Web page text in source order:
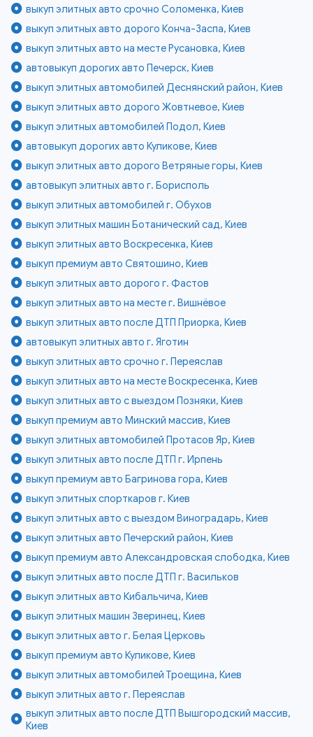
выкуп элитных авто срочно Соломенка, Киев
выкуп элитных авто дорого Конча-Заспа, Киев
выкуп элитных авто на месте Русановка, Киев
автовыкуп дорогих авто Печерск, Киев
выкуп элитных автомобилей Деснянский район, Киев
выкуп элитных авто дорого Жовтневое, Киев
выкуп элитных автомобилей Подол, Киев
автовыкуп дорогих авто Куликове, Киев
выкуп элитных авто дорого Ветряные горы, Киев
автовыкуп элитных авто г. Борисполь
выкуп элитных автомобилей г. Обухов
выкуп элитных машин Ботанический сад, Киев
выкуп элитных авто Воскресенка, Киев
выкуп премиум авто Святошино, Киев
выкуп элитных авто дорого г. Фастов
выкуп элитных авто на месте г. Вишнёвое
выкуп элитных авто после ДТП Приорка, Киев
автовыкуп элитных авто г. Яготин
выкуп элитных авто срочно г. Переяслав
выкуп элитных авто на месте Воскресенка, Киев
выкуп элитных авто с выездом Позняки, Киев
выкуп премиум авто Минский массив, Киев
выкуп элитных автомобилей Протасов Яр, Киев
выкуп элитных авто после ДТП г. Ирпень
выкуп премиум авто Багринова гора, Киев
выкуп элитных спорткаров г. Киев
выкуп элитных авто с выездом Виноградарь, Киев
выкуп элитных авто Печерский район, Киев
выкуп премиум авто Александровская слободка, Киев
выкуп элитных авто после ДТП г. Васильков
выкуп элитных авто Кибальчича, Киев
выкуп элитных машин Зверинец, Киев
выкуп элитных авто г. Белая Церковь
выкуп премиум авто Куликове, Киев
выкуп элитных автомобилей Троещина, Киев
выкуп элитных авто г. Переяслав
выкуп элитных авто после ДТП Вышгородский массив,
Киев